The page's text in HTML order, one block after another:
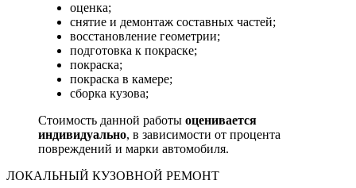
оценка;
снятие и демонтаж составных частей;
восстановление геометрии;
подготовка к покраске;
покраска;
покраска в камере;
сборка кузова;
Стоимость данной работы оценивается
индивидуально, в зависимости от процента
повреждений и марки автомобиля.
ЛОКАЛЬНЫЙ КУЗОВНОЙ РЕМОНТ